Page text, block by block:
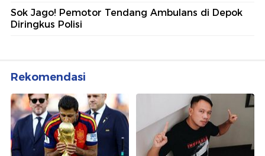
Sok Jago! Pemotor Tendang Ambulans di Depok
Diringkus Polisi
Rekomendasi